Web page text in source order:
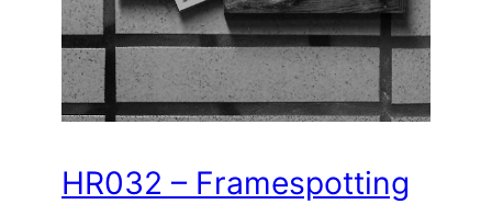
HR032 – Framespotting